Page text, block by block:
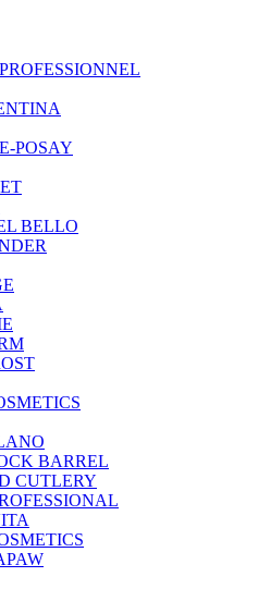
POSAY
BELLO
BARREL
CUTLERY